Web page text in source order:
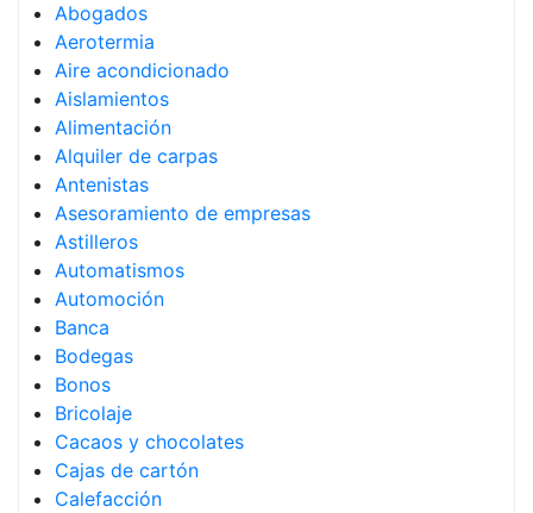
Abogados
Aerotermia
Aire acondicionado
Aislamientos
Alimentación
Alquiler de carpas
Antenistas
Asesoramiento de empresas
Astilleros
Automatismos
Automoción
Banca
Bodegas
Bonos
Bricolaje
Cacaos y chocolates
Cajas de cartón
Calefacción